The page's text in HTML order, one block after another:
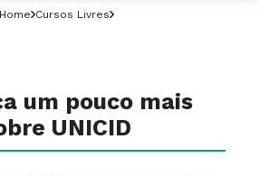
Home Cursos Livres
um pouco mais
UNICID